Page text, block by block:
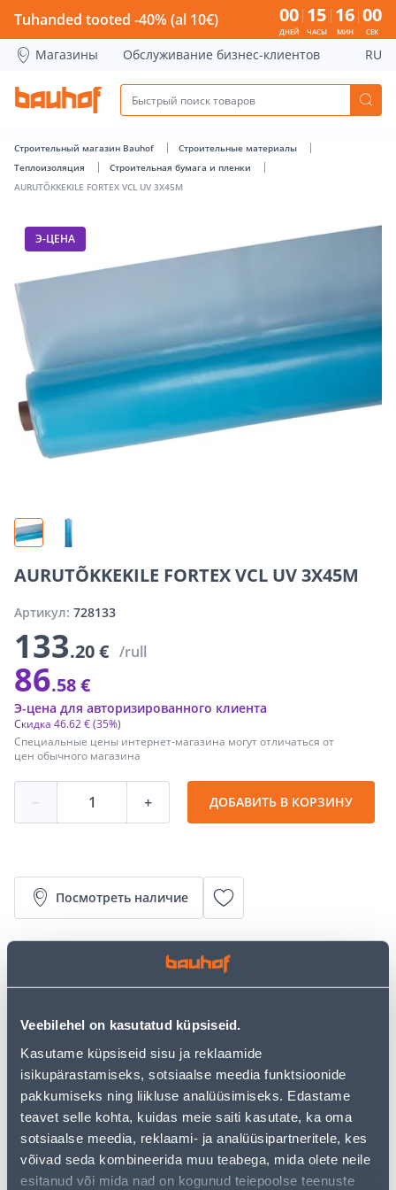
Veebilehel on kasutatud küpsiseid.
Kasutame küpsiseid sisu ja reklaamide
isikupärastamiseks, sotsiaalse meedia funktsioonide
pakkumiseks ning liikluse analüüsimiseks. Edastame
teavet selle kohta, kuidas meie saiti kasutate, ka oma
sotsiaalse meedia, reklaami- ja analüüsipartneritele, kes
võivad seda kombineerida muu teabega, mida olete neile
esitanud või mida nad on kogunud teiepoolse teenuste
AURUTÕKKEKILE FORTEX VCL UV 3X45M - Bauhof has
Tuhanded tooted -40% (al 10€) 00
ДНЕЙ
15
ЧАСЫ
16
МИН
00
СЕК
Магазины Обслуживание бизнес-клиентов RU
Строительный магазин Bauhof
Строительные материалы
Теплоизоляция
Строительная бумага и пленки
AURUTÕKKEKILE FORTEX VCL UV 3X45M
Э-ЦЕНА
AURUTÕKKEKILE FORTEX VCL UV 3X45M
Артикул: 728133
133.20 € /rull
86.58 €
Специальные цены интернет-магазина могут отличаться от
цен обычного магазина
Скидка 46.62 €(35%)
Э-цена для авторизированного клиента
− + ДОБАВИТЬ В КОРЗИНУ
Посмотреть наличие
• Aurutõkkekile.
• 14-päevane tagastusõigus.
Депозит Платежи
Ежемесячный платеж 22.20 €